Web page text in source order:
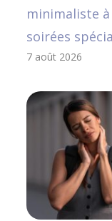
minimaliste
soirées
7 août 2026